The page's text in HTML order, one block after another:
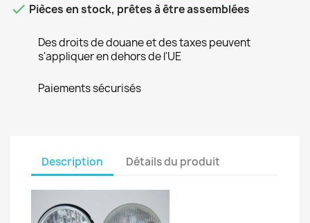
 Pièces en stock, prêtes à être assemblées
Des droits de douane et des taxes peuvent
s'appliquer en dehors de l'UE
Paiements sécurisés
Description Détails du produit